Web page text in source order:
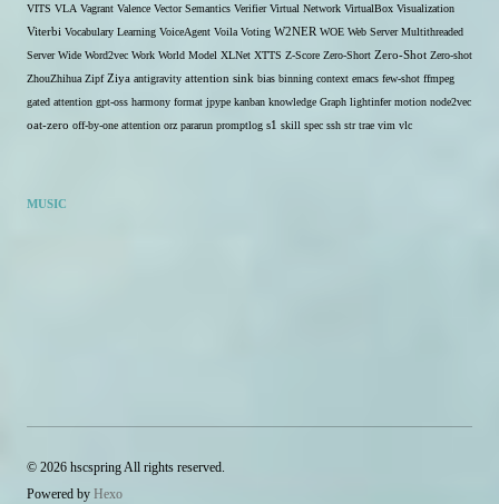
VITS VLA Vagrant Valence Vector Semantics Verifier Virtual Network VirtualBox Visualization
Viterbi Vocabulary Learning VoiceAgent Voila Voting W2NER WOE Web Server Multithreaded
Server Wide Word2vec Work World Model XLNet XTTS Z-Score Zero-Short Zero-Shot Zero-shot
ZhouZhihua Zipf Ziya antigravity attention sink bias binning context emacs few-shot ffmpeg
gated attention gpt-oss harmony format jpype kanban knowledge Graph lightinfer motion node2vec
oat-zero off-by-one attention orz pararun promptlog s1 skill spec ssh str trae vim vlc
MUSIC
© 2026 hscspring All rights reserved.
Powered by Hexo